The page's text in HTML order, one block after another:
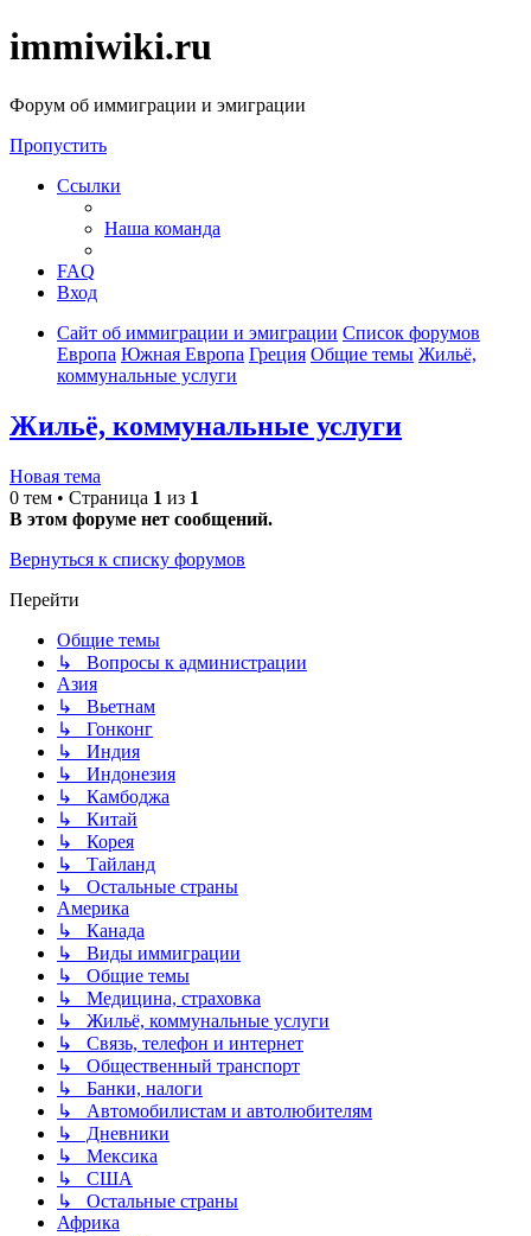
immiwiki.ru
Форум об иммиграции и эмиграции
Пропустить
Ссылки
Наша команда
FAQ
Вход
Сайт об иммиграции и эмиграции Список форумов
Европа Южная Европа Греция Общие темы Жильё,
коммунальные услуги
Жильё, коммунальные услуги
Новая тема
0 тем • Страница 1 из 1
В этом форуме нет сообщений.
Вернуться к списку форумов
Перейти
Общие темы
↳ Вопросы к администрации
Азия
↳ Вьетнам
↳ Гонконг
↳ Индия
↳ Индонезия
↳ Камбоджа
↳ Китай
↳ Корея
↳ Тайланд
↳ Остальные страны
Америка
↳ Канада
↳ Виды иммиграции
↳ Общие темы
↳ Медицина, страховка
↳ Жильё, коммунальные услуги
↳ Связь, телефон и интернет
↳ Общественный транспорт
↳ Банки, налоги
↳ Автомобилистам и автолюбителям
↳ Дневники
↳ Мексика
↳ США
↳ Остальные страны
Африка